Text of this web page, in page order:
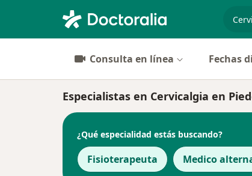
Consulta en línea Fechas
Especialistas en Cervicalgia en
¿Qué especialidad estás buscando?
Fisioterapeuta Medico